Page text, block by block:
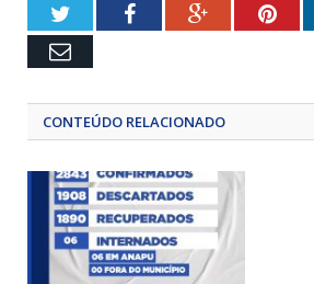
TwitterFacebookGoogle+
Email
CONTEÚDO RELACIONADO